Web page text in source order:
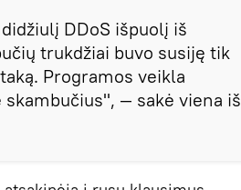
DDoS išpuolį iš
trukdžiai buvo susiję tik
Programos veikla
— sakė viena iš